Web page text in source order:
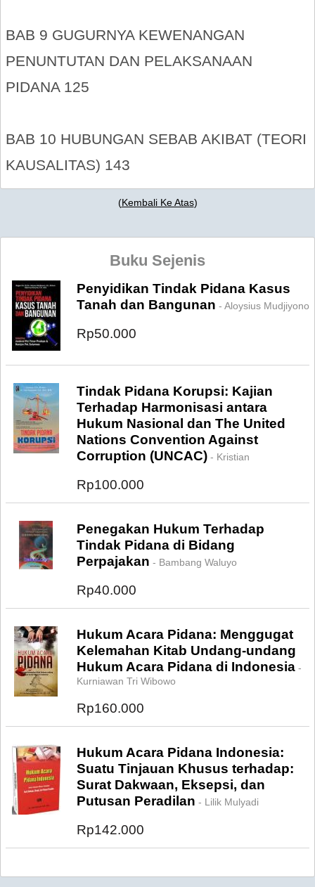
BAB 9 GUGURNYA KEWENANGAN
PENUNTUTAN DAN PELAKSANAAN
PIDANA 125
BAB 10 HUBUNGAN SEBAB AKIBAT (TEORI
KAUSALITAS) 143
(Kembali Ke Atas)
Buku Sejenis
Penyidikan Tindak Pidana Kasus
Tanah dan Bangunan - Aloysius Mudjiyono
Rp50.000
Tindak Pidana Korupsi: Kajian
Terhadap Harmonisasi antara
Hukum Nasional dan The United
Nations Convention Against
Corruption (UNCAC) - Kristian
Rp100.000
Penegakan Hukum Terhadap
Tindak Pidana di Bidang
Perpajakan - Bambang Waluyo
Rp40.000
Hukum Acara Pidana: Menggugat
Kelemahan Kitab Undang-undang
Hukum Acara Pidana di Indonesia -
Kurniawan Tri Wibowo
Rp160.000
Hukum Acara Pidana Indonesia:
Suatu Tinjauan Khusus terhadap:
Surat Dakwaan, Eksepsi, dan
Putusan Peradilan - Lilik Mulyadi
Rp142.000